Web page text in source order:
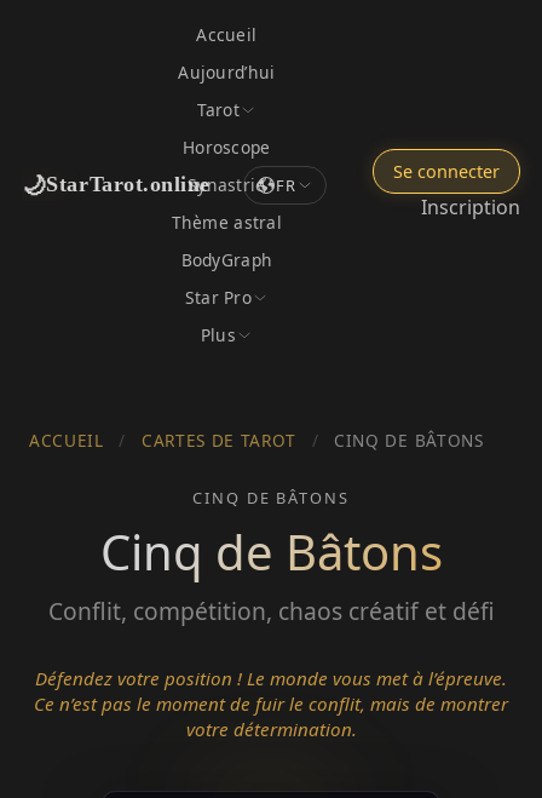
🌙StarTarot.online
Accueil
Aujourd’hui
Tarot
Horoscope
Synastrie
Thème astral
BodyGraph
Star Pro
Plus
FR
Se connecter
Inscription
ACCUEIL / CARTES DE TAROT / CINQ DE BÂTONS
CINQ DE BÂTONS
Cinq de Bâtons
Conflit, compétition, chaos créatif et défi
Défendez votre position ! Le monde vous met à l’épreuve.
Ce n’est pas le moment de fuir le conflit, mais de montrer
votre détermination.